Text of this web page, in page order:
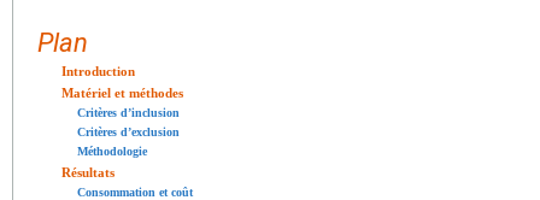
Plan
Introduction
Matériel et méthodes
Critères d’inclusion
Critères d’exclusion
Méthodologie
Résultats
Consommation et coût